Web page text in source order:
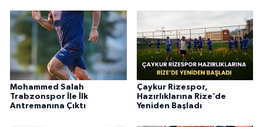
Mohammed Salah
Trabzonspor İle İlk
Antremanına Çıktı
Çaykur Rizespor,
Hazırlıklarına Rize’de
Yeniden Başladı